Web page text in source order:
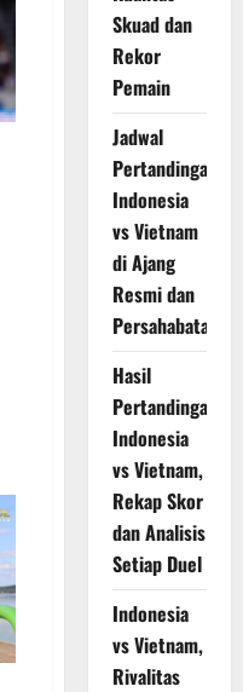
Skuad dan
Rekor
Pemain
Jadwal
Pertandingan
Indonesia
vs Vietnam
di Ajang
Resmi dan
Persahabatan
Hasil
Pertandingan
Indonesia
vs Vietnam,
Rekap Skor
dan Analisis
Setiap Duel
Indonesia
vs Vietnam,
Rivalitas